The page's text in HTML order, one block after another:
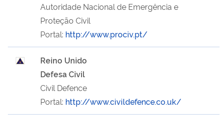
Autoridade Nacional de Emergência e
Proteção Civil
Portal: http://www.prociv.pt/
Reino Unido
Defesa Civil
Civil Defence
Portal: http://www.civildefence.co.uk/